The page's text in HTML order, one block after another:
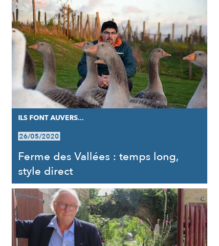
ILS FONT AUVERS...
26/05/2020
Ferme des Vallées : temps long,
style direct